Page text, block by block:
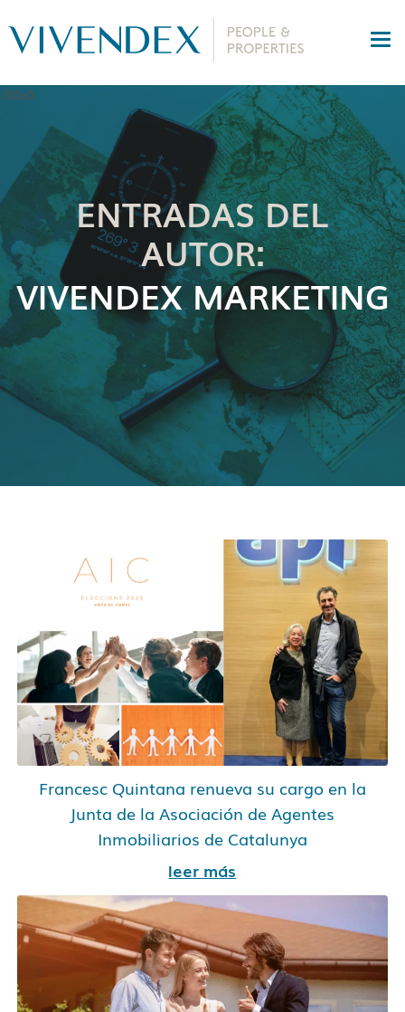
ENTRADAS DEL
AUTOR:
VIVENDEX MARKETING
Francesc Quintana renueva su cargo en la
Junta de la Asociación de Agentes
Inmobiliarios de Catalunya
leer más